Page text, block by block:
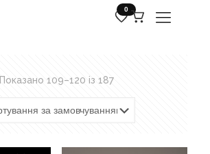
0
Показано 109–120 із 187